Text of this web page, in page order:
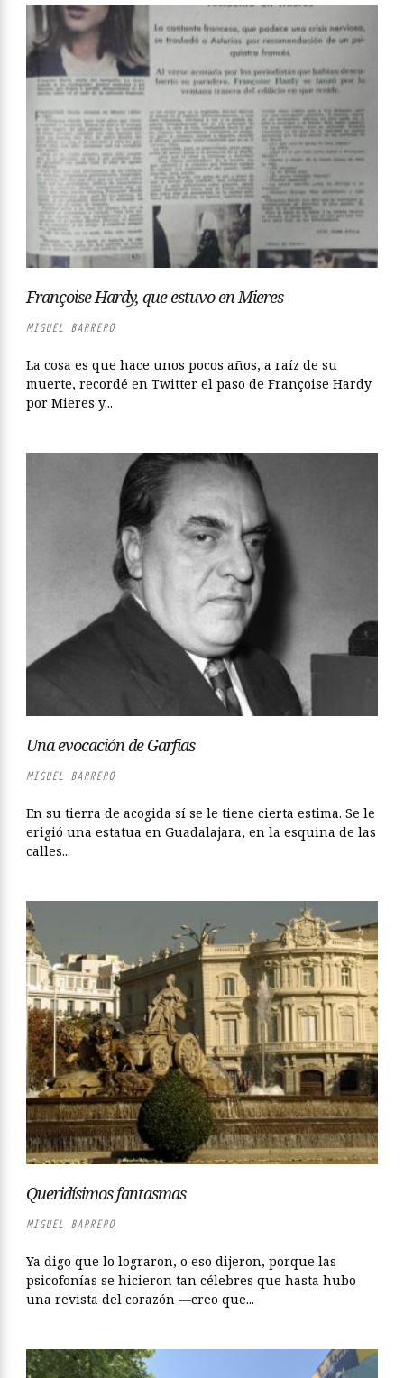
Françoise Hardy, que estuvo en Mieres
MIGUEL BARRERO
La cosa es que hace unos pocos años, a raíz de su
muerte, recordé en Twitter el paso de Françoise Hardy
por Mieres y...
Una evocación de Garfias
MIGUEL BARRERO
En su tierra de acogida sí se le tiene cierta estima. Se le
erigió una estatua en Guadalajara, en la esquina de las
calles...
Queridísimos fantasmas
MIGUEL BARRERO
Ya digo que lo lograron, o eso dijeron, porque las
psicofonías se hicieron tan célebres que hasta hubo
una revista del corazón ―creo que...